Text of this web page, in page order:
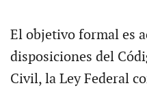
El objetivo formal es
disposiciones del
Civil, la Ley Federal